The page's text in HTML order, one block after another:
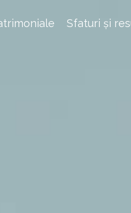
Sfaturi și